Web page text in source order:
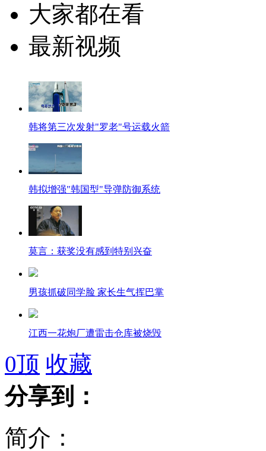
大家都在看
最新视频
韩将第三次发射"罗老"号运载火箭
韩拟增强"韩国型"导弹防御系统
莫言：获奖没有感到特别兴奋
男孩抓破同学脸 家长生气挥巴掌
江西一花炮厂遭雷击仓库被烧毁
修路翻出铜钱 全村挖地寻宝
0顶 收藏
分享到：
简介：